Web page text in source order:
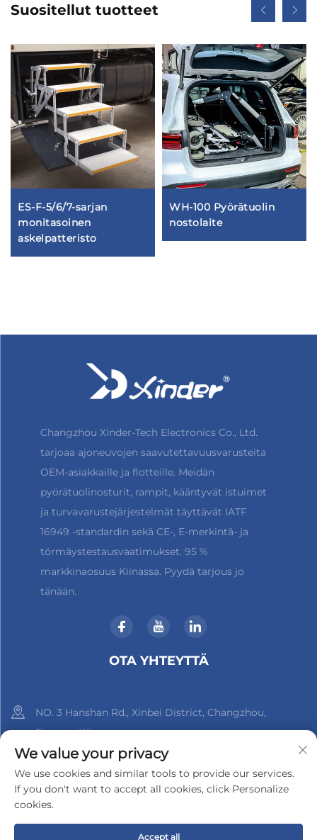
Suositellut tuotteet
ES-F-5/6/7-sarjan
monitasoinen
askelpatteristo
WH-100 Pyörätuolin
nostolaite
Changzhou Xinder-Tech Electronics Co., Ltd.
tarjoaa ajoneuvojen saavutettavuusvarusteita
OEM-asiakkaille ja flotteille. Meidän
pyörätuolinosturit, rampit, kääntyvät istuimet
ja turvavarustejärjestelmät täyttävät IATF
16949 -standardin sekä CE-, E-merkintä- ja
törmäystestausvaatimukset. 95 %
markkinaosuus Kiinassa. Pyydä tarjous jo
tänään.
OTA YHTEYTTÄ
NO. 3 Hanshan Rd., Xinbei District, Changzhou,
Jiangsu, Kiina
+86-18961288218
[email protected]
We value your privacy
We use cookies and similar tools to provide our services.
If you don't want to accept all cookies, click Personalize
cookies.
Accept all